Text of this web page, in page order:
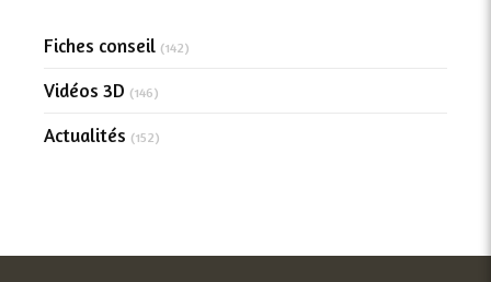
Fiches conseil (142)
Vidéos 3D (146)
Actualités (152)